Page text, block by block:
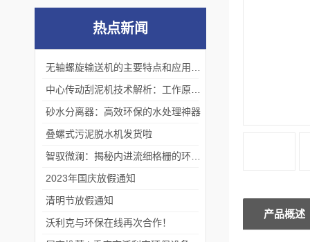
产品概述
热点新闻
砂水分离器：高效环保的水处理神器
叠螺式污泥脱水机发货啦
2023年国庆放假通知
清明节放假通知
沃利克与环保在线再次合作！